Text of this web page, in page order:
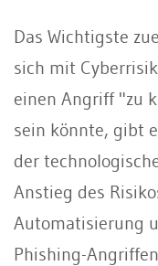
Das Wichtigste
sich mit
einen Angriff "zu
sein könnte, gibt
der
Anstieg des
Automatisierung
Phishing-